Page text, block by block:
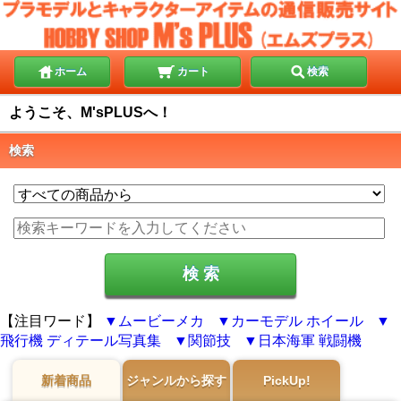
ホーム カート 検索
ようこそ、M'sPLUSへ！
検索
【注目ワード】 ムービーメカ
カーモデル ホイール
飛行機 ディテール写真集
関節技 日本海軍 戦闘機
新着商品 ジャンルから探す PickUp!